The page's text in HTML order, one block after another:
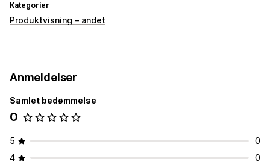
Kategorier
Produktvisning – andet
Anmeldelser
Samlet bedømmelse
0
5
0
4
0